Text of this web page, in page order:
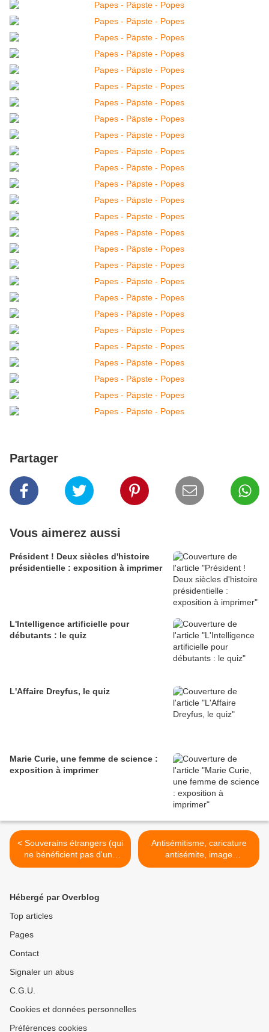
Partager
Vous aimerez aussi
Président ! Deux siècles d'histoire
présidentielle : exposition à imprimer
L'Intelligence artificielle pour
débutants : le quiz
L'Affaire Dreyfus, le quiz
Marie Curie, une femme de science :
exposition à imprimer
< Souverains étrangers (qui
ne bénéficient pas d'une
galerie particulière) -
Antisémitisme, caricature
antisémite, image
antisémite, images
Hébergé par Overblog
Top articles
Pages
Contact
Signaler un abus
C.G.U.
Cookies et données personnelles
Préférences cookies